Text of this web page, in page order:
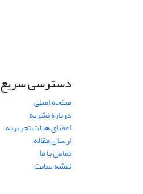
دسترسی سریع
صفحه اصلی
درباره نشریه
اعضای هیات تحریریه
ارسال مقاله
تماس با ما
نقشه سایت